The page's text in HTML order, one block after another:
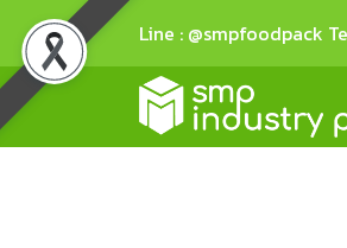
Line : @smpfoodpack